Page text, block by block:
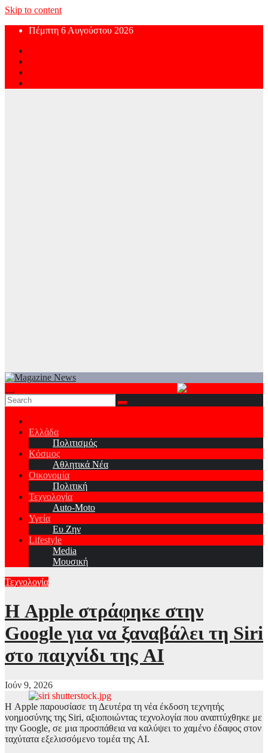
Skip to content
Πέμπτη 6 Αυγούστου 2026
Ελλάδα
Πολιτισμός
Κόσμος
Αθλητικά Νέα
Οικονομία
Πολιτική
Τεχνολογία
Auto-Moto
Υγεία
Ευ Ζην
Lifestyle
Media
Μουσική
Τεχνολογία
Η Apple στράφηκε στην
Google για να ξαναβάλει τη Siri
στο παιχνίδι της AI
Ιούν 9, 2026
Η Apple παρουσίασε τη Δευτέρα τη νέα έκδοση τεχνητής
νοημοσύνης της Siri, αξιοποιώντας τεχνολογία που αναπτύχθηκε με
την Google, σε μια προσπάθεια να καλύψει το χαμένο έδαφος στον
ταχύτατα εξελισσόμενο τομέα της AI.